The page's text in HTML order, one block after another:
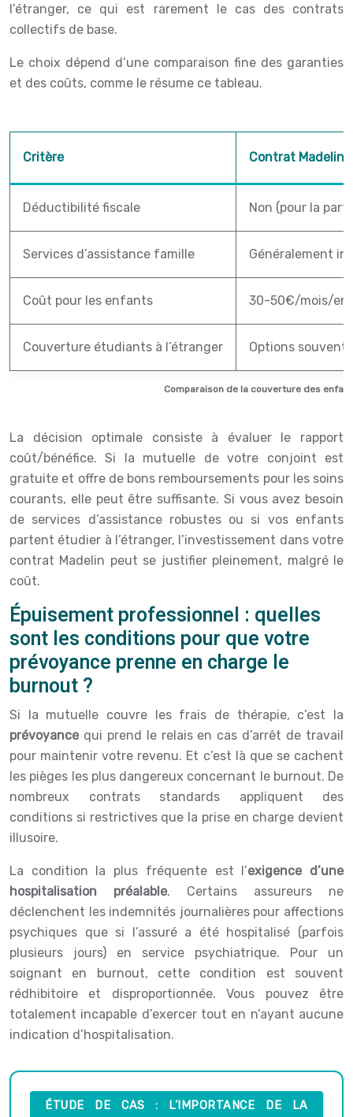
l’étranger, ce qui est rarement le cas des contrats
collectifs de base.
Le choix dépend d’une comparaison fine des garanties
et des coûts, comme le résume ce tableau.
Comparaison de la couverture des
Critère Contrat Madelin
Déductibilité fiscale Non (pour la
Services d’assistance famille Généralement
Coût pour les enfants 30-50€/mois/
Couverture étudiants à l’étranger Options souvent
La décision optimale consiste à évaluer le rapport
coût/bénéfice. Si la mutuelle de votre conjoint est
gratuite et offre de bons remboursements pour les soins
courants, elle peut être suffisante. Si vous avez besoin
de services d’assistance robustes ou si vos enfants
partent étudier à l’étranger, l’investissement dans votre
contrat Madelin peut se justifier pleinement, malgré le
coût.
Épuisement professionnel : quelles
sont les conditions pour que votre
prévoyance prenne en charge le
burnout ?
Si la mutuelle couvre les frais de thérapie, c’est la
prévoyance qui prend le relais en cas d’arrêt de travail
pour maintenir votre revenu. Et c’est là que se cachent
les pièges les plus dangereux concernant le burnout. De
nombreux contrats standards appliquent des
conditions si restrictives que la prise en charge devient
illusoire.
La condition la plus fréquente est l’exigence d’une
hospitalisation préalable. Certains assureurs ne
déclenchent les indemnités journalières pour affections
psychiques que si l’assuré a été hospitalisé (parfois
plusieurs jours) en service psychiatrique. Pour un
soignant en burnout, cette condition est souvent
rédhibitoire et disproportionnée. Vous pouvez être
totalement incapable d’exercer tout en n’ayant aucune
indication d’hospitalisation.
ÉTUDE DE CAS : L’IMPORTANCE DE LA